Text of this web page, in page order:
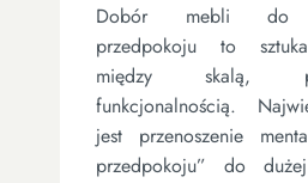
Dobór mebli do
przedpokoju to
między skalą,
funkcjonalnością.
jest przenoszenie
przedpokoju” do